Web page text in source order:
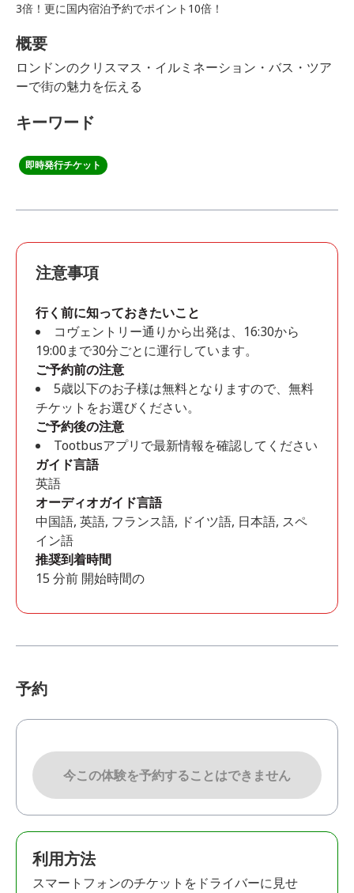
3倍！更に国内宿泊予約でポイント10倍！
概要
ロンドンのクリスマス・イルミネーション・バス・ツア
ーで街の魅力を伝える
キーワード
即時発行チケット
注意事項
行く前に知っておきたいこと
コヴェントリー通りから出発は、16:30から
19:00まで30分ごとに運行しています。
ご予約前の注意
5歳以下のお子様は無料となりますので、無料
チケットをお選びください。
ご予約後の注意
Tootbusアプリで最新情報を確認してください
ガイド言語
英語
オーディオガイド言語
中国語, 英語, フランス語, ドイツ語, 日本語, スペ
イン語
推奨到着時間
15 分前 開始時間の
予約
今この体験を予約することはできません
利用方法
スマートフォンのチケットをドライバーに見せ